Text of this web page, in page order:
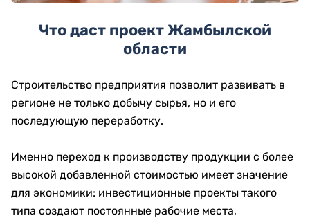
Что даст проект Жамбылской
области
Строительство предприятия позволит развивать в
регионе не только добычу сырья, но и его
последующую переработку.
Именно переход к производству продукции с более
высокой добавленной стоимостью имеет значение
для экономики: инвестиционные проекты такого
типа создают постоянные рабочие места,